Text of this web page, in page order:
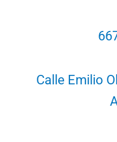
Calle Emilio